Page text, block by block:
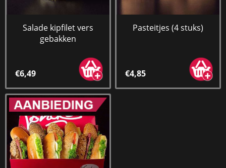
Salade kipfilet vers
gebakken
€6,49
Pasteitjes (4 stuks)
€4,85